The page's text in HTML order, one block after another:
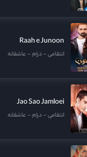
Series: Kamathep
Prab Marn
Raah e Junoon
انتقامی درام عاشقانه
Jao Sao Jamloei
انتقامی درام عاشقانه